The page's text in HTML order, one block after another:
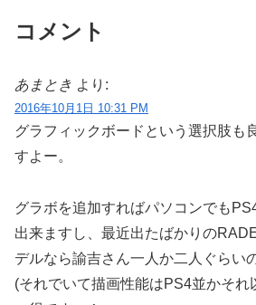
コメント
あまとき より:
2016年10月1日 10:31 PM
グラフィックボードという選択肢も
すよー。
グラボを追加すればパソコンでも
出来ますし、最近出たばかりの
デルなら諭吉さん一人か二人ぐらい
(それでいて描画性能はPS4並かそれ